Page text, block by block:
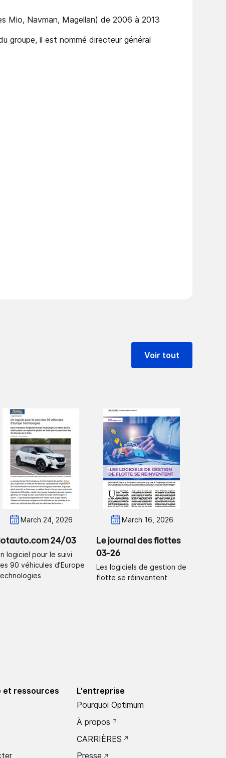
Mio, Navman, Magellan) de 2006 à 2013
groupe, il est nommé directeur général
Voir tout
March 24, 2026
24/03
logiciel pour le suivi
90 véhicules d’Europe
March 16, 2026
Le journal des flottes
03-26
Les logiciels de gestion de
flotte se réinventent
et ressources
L'entreprise
Pourquoi Optimum
À propos
CARRIÈRES
Presse